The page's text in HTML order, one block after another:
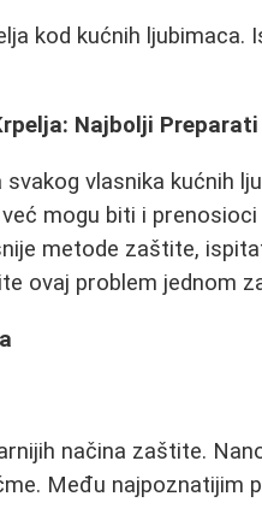
kod kućnih ljubimaca.
Najbolji
vlasnika kućnih
mogu biti i
metode zaštite,
ovaj problem jednom
načina zaštite.
Među najpoznatijim